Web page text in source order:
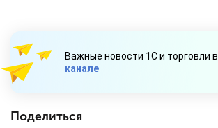
Важные новости 1С и торговли в
канале
Поделиться